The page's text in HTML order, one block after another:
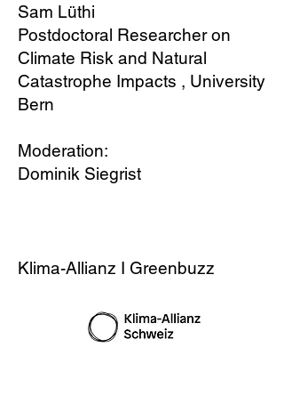
Sam Lüthi
Postdoctoral Researcher on
Climate Risk and Natural
Catastrophe Impacts , University
Bern
Moderation:
Dominik Siegrist
Klima-Allianz I Greenbuzz